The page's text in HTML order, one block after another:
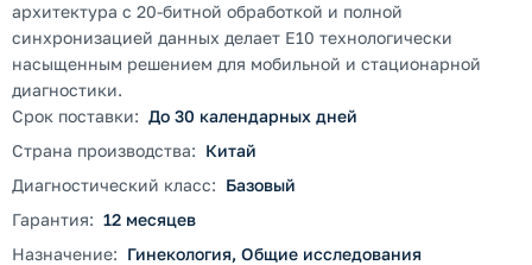
архитектура с 20-битной обработкой и полной
синхронизацией данных делает E10 технологически
насыщенным решением для мобильной и стационарной
диагностики.
Срок поставки: До 30 календарных дней
Страна производства: Китай
Диагностический класс: Базовый
Гарантия: 12 месяцев
Назначение: Гинекология, Общие исследования